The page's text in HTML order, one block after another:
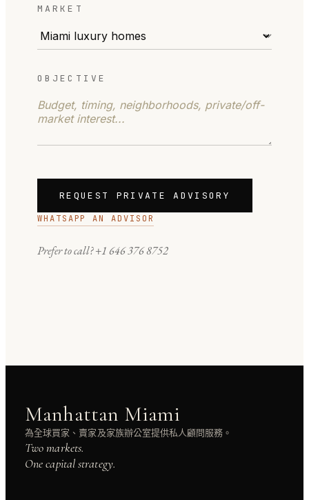
MARKET
OBJECTIVE
REQUEST PRIVATE ADVISORY
WHATSAPP AN ADVISOR
Prefer to call?+1 646 376 8752
Manhattan Miami
為全球買家、賣家及家族辦公室提供私人顧問服務。
Two markets.
One capital strategy.